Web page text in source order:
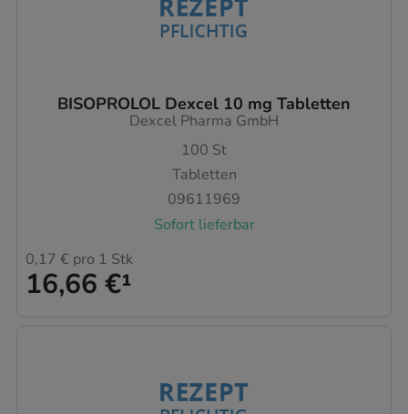
BISOPROLOL Dexcel 10 mg Tabletten
Dexcel Pharma GmbH
100 St
Tabletten
09611969
Sofort lieferbar
16,66 €¹
0,17 € pro 1 Stk